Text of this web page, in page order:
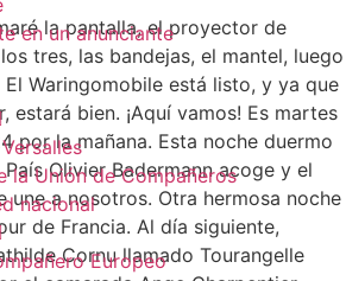
en un anunciante
la Unión de Compañeros
nacional
Europeo
la pantalla, el proyector de
tres, las bandejas, el mantel, luego
Waringomobile está listo, y ya que
estará bien. ¡Aquí vamos! Es martes
por la mañana. Esta noche duermo
Olivier Badermann acoge y el
une a nosotros. Otra hermosa noche
de Francia. Al día siguiente,
Cornu llamado Tourangelle